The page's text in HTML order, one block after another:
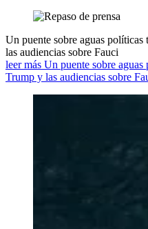
Un puente sobre aguas
las audiencias sobre Fauci
leer más Un puente sobre
Trump y las audiencias sobre